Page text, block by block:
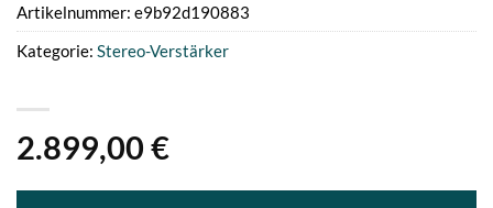
2.899,00 €
Artikelnummer: e9b92d190883
Kategorie: Stereo-Verstärker